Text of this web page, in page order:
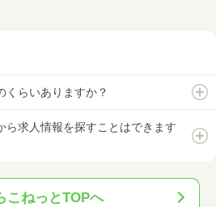
くらいありますか？
ら求人情報を探すことはできます
こねっとTOPへ